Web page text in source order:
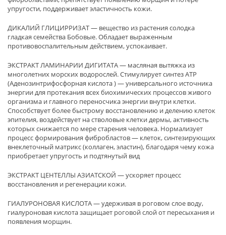
упругости, поддерживает эластичность кожи.
ДИКАЛИЙ ГЛИЦИРРИЗАТ — вещество из растения солодка
гладкая семейства Бобовые. Обладает выраженным
противовоспалительным действием, успокаивает.
ЭКСТРАКТ ЛАМИНАРИИ ДИГИТАТА — масляная вытяжка из
многолетних морских водорослей. Стимулирует синтез АТР
(Аденозинтрифосфорная кислота ) — универсального источника
энергии для протекания всех биохимических процессов живого
организма и главного переносчика энергии внутри клетки.
Способствует более быстрому восстановлению и делению клеток
эпителия, воздействует на стволовые клетки дермы, активность
которых снижается по мере старения человека. Нормализует
процесс формирования фибробластов — клеток, синтезирующих
внеклеточный матрикс (коллаген, эластин), благодаря чему кожа
приобретает упругость и подтянутый вид
ЭКСТРАКТ ЦЕНТЕЛЛЫ АЗИАТСКОЙ — ускоряет процесс
восстановления и регенерации кожи.
ГИАЛУРОНОВАЯ КИСЛОТА — удерживая в роговом слое воду,
гиалуроновая кислота защищает роговой слой от пересыхания и
появления морщин.